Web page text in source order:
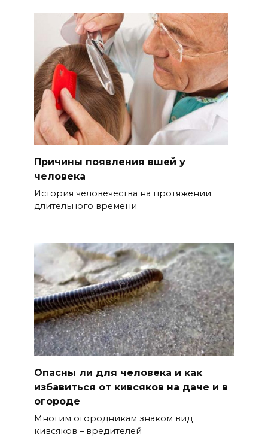
Причины появления вшей у
человека
История человечества на протяжении
длительного времени
Опасны ли для человека и как
избавиться от кивсяков на даче и в
огороде
Многим огородникам знаком вид
кивсяков – вредителей